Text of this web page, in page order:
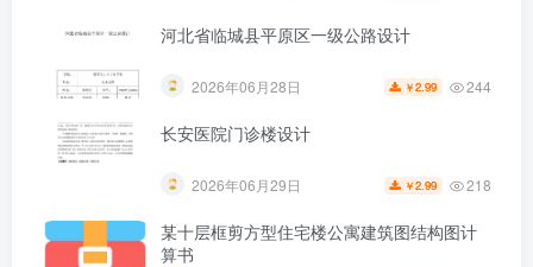
第4页 / 共23页 河北省临城县平原区一级公路设计
2026年06月28日 ￥2.99 244
长安医院门诊楼设计
2026年06月29日 ￥2.99 218
某十层框剪方型住宅楼公寓建筑图结构图计
算书